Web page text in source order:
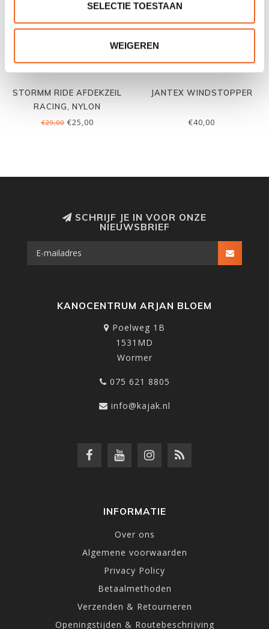
SELECTIE TOESTAAN
WEIGEREN
STORMM RIDE AFDEKZEIL
RACING, NYLON
€29,00€25,00
JANTEX WINDSTOPPER
€40,00
SCHRIJF JE IN VOOR ONZE
NIEUWSBRIEF
KANOCENTRUM ARJAN BLOEM
Poelweg 1B
1531MD
Wormer
075 621 8805
info@kajak.nl
INFORMATIE
Over ons
Algemene voorwaarden
Privacy Policy
Betaalmethoden
Verzenden & Retourneren
Openingstijden & Routebeschrijving